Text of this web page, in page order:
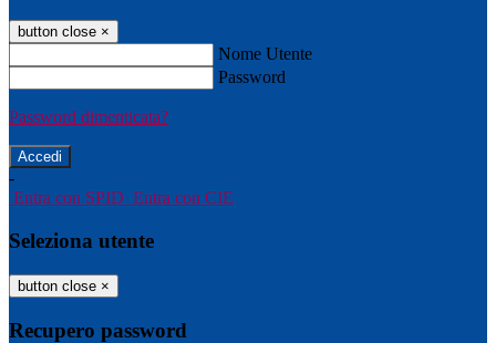
button close ×
Nome Utente
Password
Password dimenticata?
-
Entra con SPID Entra con CIE
Seleziona utente
button close ×
Recupero password